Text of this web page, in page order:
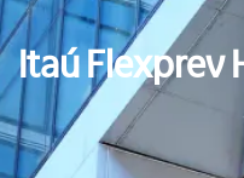
Itaú Flexprev